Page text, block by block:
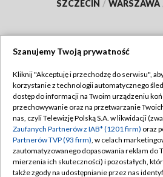
SZCZECIN / WARSZAWA
TVP
Abonament TVP
Emisja w TVP
Centrum informacji TVP
Naziemna Telewizja Cyfrowa
Regulamin
Polityka
Moje
Pomoc
Szanujemy Twoją prywatność
Kliknij "Akceptuję i przechodzę do serwisu",
korzystanie z technologii automatycznego
dostęp do informacji na Twoim urządzeniu
przechowywanie oraz na przetwarzanie
nas, czyli Telewizję Polską S.A. w likwidacji
Zaufanych Partnerów z IAB* (1201 firm) oraz
Partnerów TVP (93 firm), w celach
zautomatyzowanego dopasowania reklam do
mierzenia ich skuteczności) i pozostałych,
także zgody na udostępnianie przez nas